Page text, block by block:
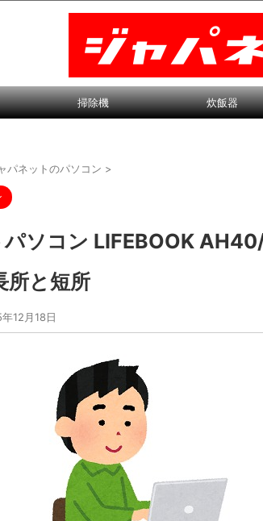
掃除機 炊飯器
パネットのパソコン >
パソコン LIFEBOOK
所と短所
12月18日